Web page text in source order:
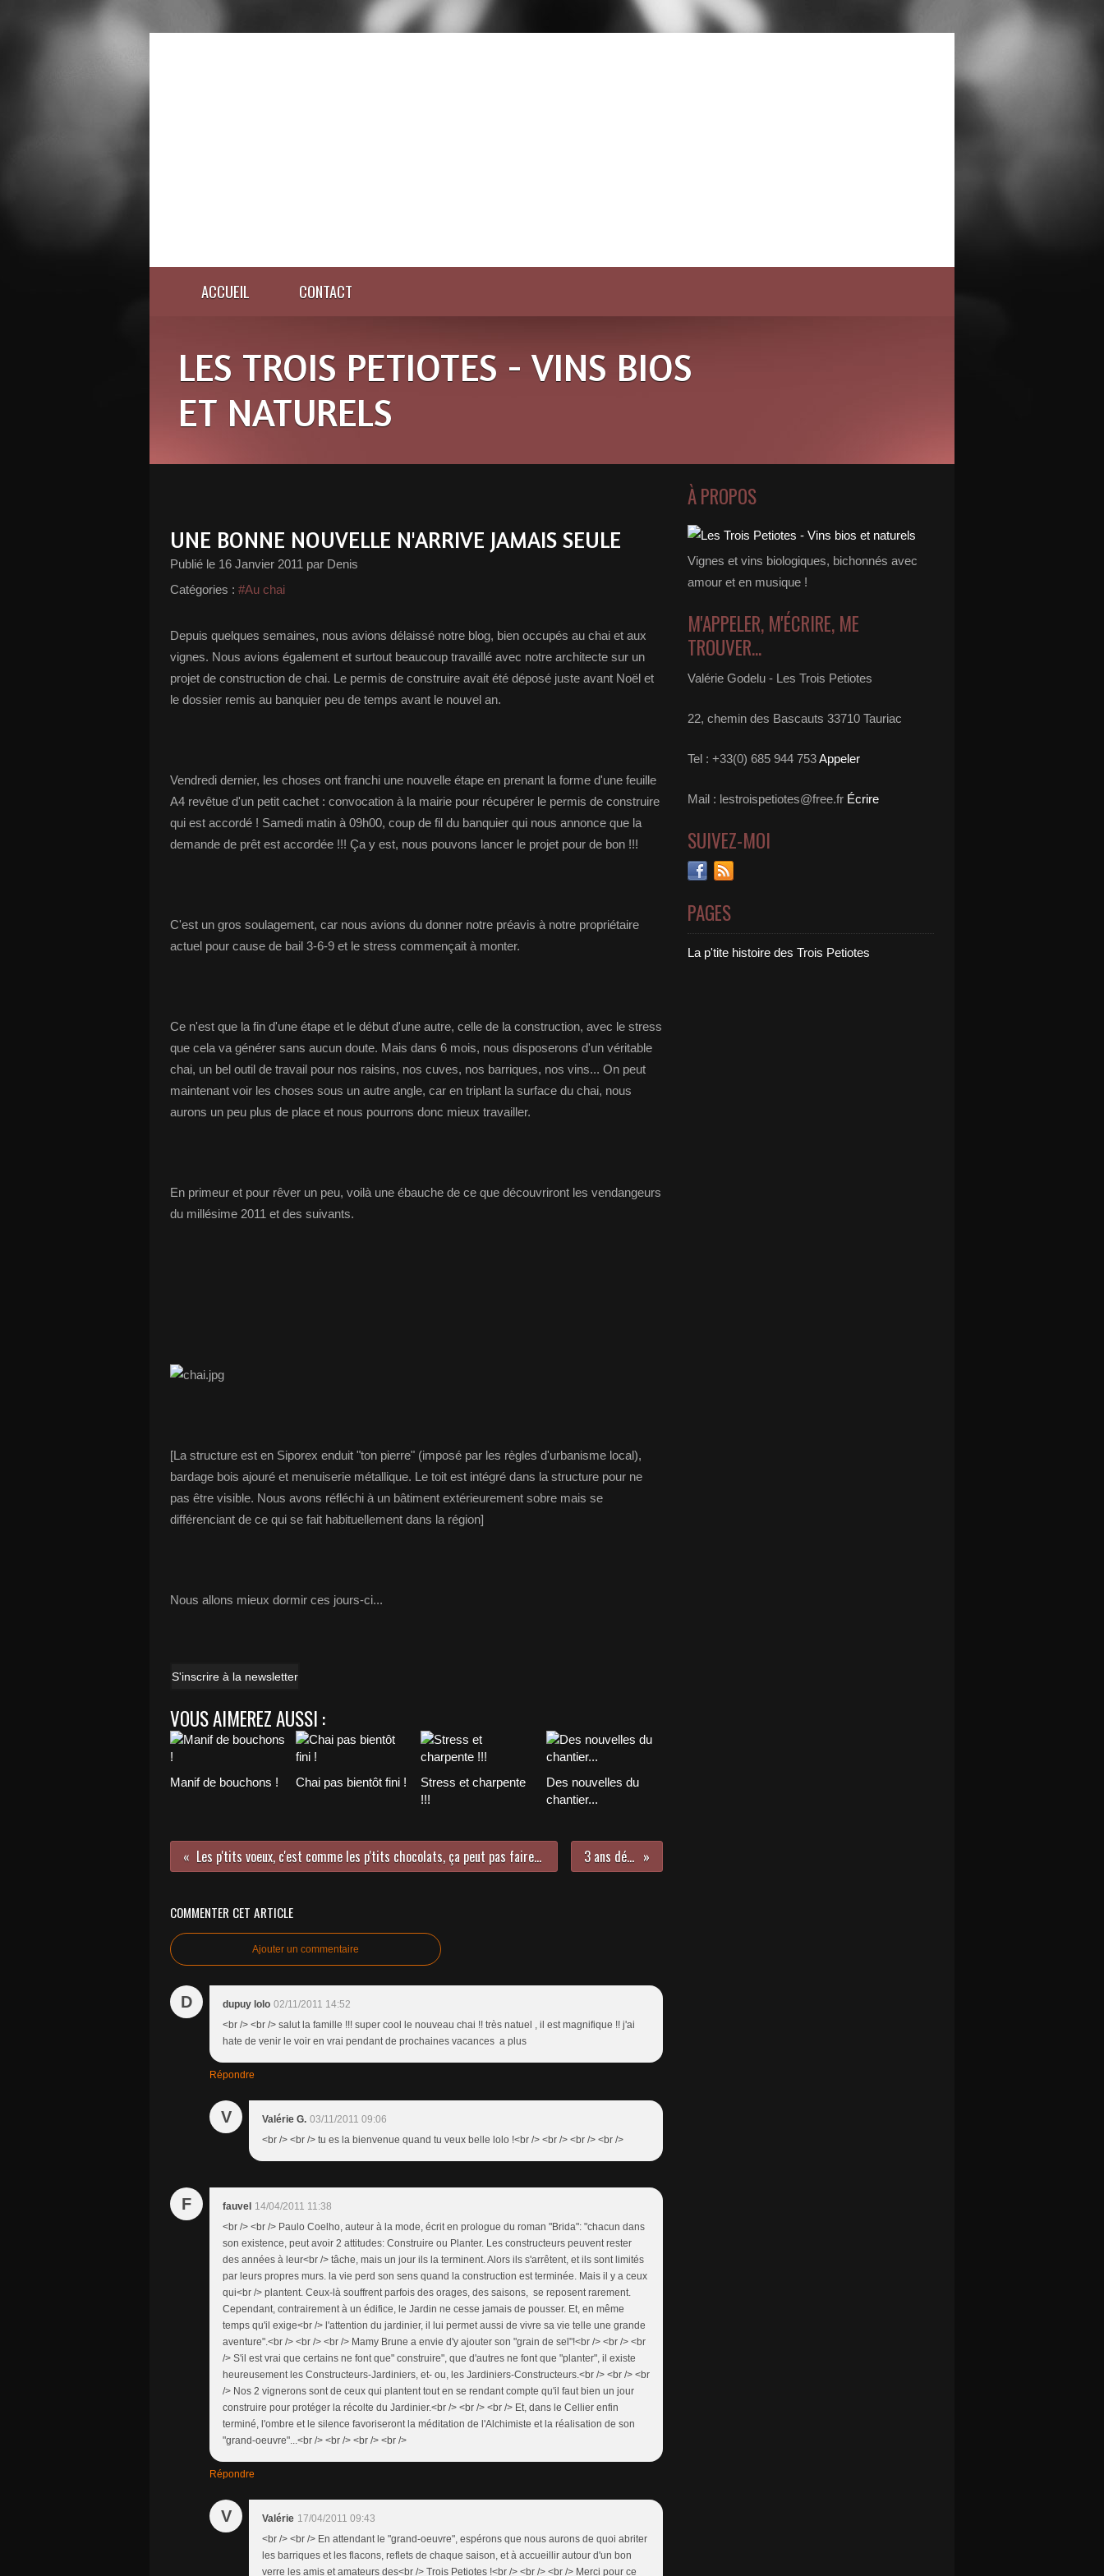
ACCUEIL CONTACT
LES TROIS PETIOTES - VINS BIOS
ET NATURELS
UNE BONNE NOUVELLE N'ARRIVE JAMAIS SEULE
Publié le 16 Janvier 2011 par Denis
Catégories : #Au chai
Depuis quelques semaines, nous avions délaissé notre blog, bien occupés au chai et aux
vignes. Nous avions également et surtout beaucoup travaillé avec notre architecte sur un
projet de construction de chai. Le permis de construire avait été déposé juste avant Noël et
le dossier remis au banquier peu de temps avant le nouvel an.
Vendredi dernier, les choses ont franchi une nouvelle étape en prenant la forme d'une feuille
A4 revêtue d'un petit cachet : convocation à la mairie pour récupérer le permis de construire
qui est accordé ! Samedi matin à 09h00, coup de fil du banquier qui nous annonce que la
demande de prêt est accordée !!! Ça y est, nous pouvons lancer le projet pour de bon !!!
C'est un gros soulagement, car nous avions du donner notre préavis à notre propriétaire
actuel pour cause de bail 3-6-9 et le stress commençait à monter.
Ce n'est que la fin d'une étape et le début d'une autre, celle de la construction, avec le stress
que cela va générer sans aucun doute. Mais dans 6 mois, nous disposerons d'un véritable
chai, un bel outil de travail pour nos raisins, nos cuves, nos barriques, nos vins... On peut
maintenant voir les choses sous un autre angle, car en triplant la surface du chai, nous
aurons un peu plus de place et nous pourrons donc mieux travailler.
En primeur et pour rêver un peu, voilà une ébauche de ce que découvriront les vendangeurs
du millésime 2011 et des suivants.
[La structure est en Siporex enduit "ton pierre" (imposé par les règles d'urbanisme local),
bardage bois ajouré et menuiserie métallique. Le toit est intégré dans la structure pour ne
pas être visible. Nous avons réfléchi à un bâtiment extérieurement sobre mais se
différenciant de ce qui se fait habituellement dans la région]
Nous allons mieux dormir ces jours-ci...
S'inscrire à la newsletter
VOUS AIMEREZ AUSSI :
Manif de bouchons ! Chai pas bientôt fini !
Stress et charpente
!!!
Des nouvelles du
chantier...
Les p'tits voeux, c'est comme les p'tits chocolats, ça peut pas faire de mal... 3 ans déjà...
COMMENTER CET ARTICLE
Ajouter un commentaire
D dupuy lolo 02/11/2011 14:52
<br /> <br /> salut la famille !!! super cool le nouveau chai !! très natuel , il est magnifique !! j'ai
hate de venir le voir en vrai pendant de prochaines vacances a plus
Répondre
V Valérie G. 03/11/2011 09:06
<br /> <br /> tu es la bienvenue quand tu veux belle lolo !<br /> <br /> <br /> <br />
F fauvel 14/04/2011 11:38
<br /> <br /> Paulo Coelho, auteur à la mode, écrit en prologue du roman "Brida": "chacun dans
son existence, peut avoir 2 attitudes: Construire ou Planter. Les constructeurs peuvent rester
des années à leur<br /> tâche, mais un jour ils la terminent. Alors ils s'arrêtent, et ils sont limités
par leurs propres murs. la vie perd son sens quand la construction est terminée. Mais il y a ceux
qui<br /> plantent. Ceux-là souffrent parfois des orages, des saisons, se reposent rarement.
Cependant, contrairement à un édifice, le Jardin ne cesse jamais de pousser. Et, en même
temps qu'il exige<br /> l'attention du jardinier, il lui permet aussi de vivre sa vie telle une grande
aventure".<br /> <br /> <br /> Mamy Brune a envie d'y ajouter son "grain de sel"!<br /> <br /> <br
/> S'il est vrai que certains ne font que" construire", que d'autres ne font que "planter", il existe
heureusement les Constructeurs-Jardiniers, et- ou, les Jardiniers-Constructeurs.<br /> <br /> <br
/> Nos 2 vignerons sont de ceux qui plantent tout en se rendant compte qu'il faut bien un jour
construire pour protéger la récolte du Jardinier.<br /> <br /> <br /> Et, dans le Cellier enfin
terminé, l'ombre et le silence favoriseront la méditation de l'Alchimiste et la réalisation de son
"grand-oeuvre"...<br /> <br /> <br /> <br />
Répondre
V Valérie 17/04/2011 09:43
<br /> <br /> En attendant le "grand-oeuvre", espérons que nous aurons de quoi abriter
les barriques et les flacons, reflets de chaque saison, et à accueillir autour d'un bon
verre les amis et amateurs des<br /> Trois Petiotes !<br /> <br /> <br /> Merci pour ce
À PROPOS
Vignes et vins biologiques, bichonnés avec
amour et en musique !
M'APPELER, M'ÉCRIRE, ME
TROUVER...
Valérie Godelu - Les Trois Petiotes
22, chemin des Bascauts 33710 Tauriac
Tel : +33(0) 685 944 753Appeler
Mail : lestroispetiotes@free.fr Écrire
SUIVEZ-MOI
PAGES
La p'tite histoire des Trois Petiotes